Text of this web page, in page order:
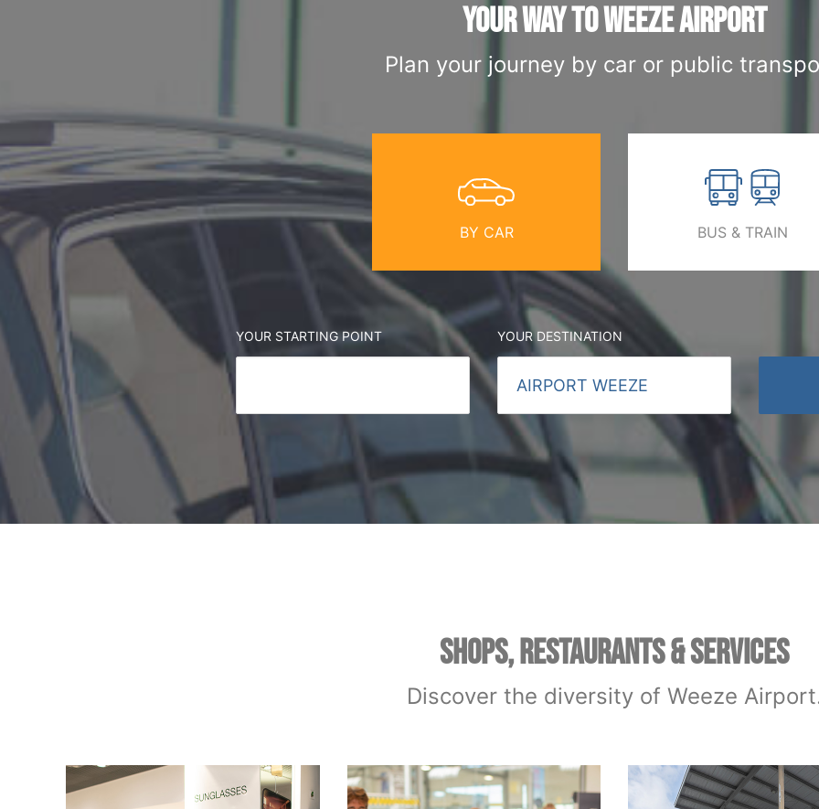
YOUR WAY TO WEEZE AIRPORT
Plan your journey by car or public
BY CAR BUS & TRAIN
YOUR STARTING POINT YOUR DESTINATION
SHOPS, RESTAURANTS & SERVICES
Discover the diversity of Weeze